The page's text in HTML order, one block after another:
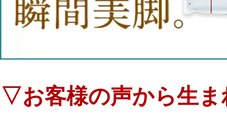
▽お客様の声から生